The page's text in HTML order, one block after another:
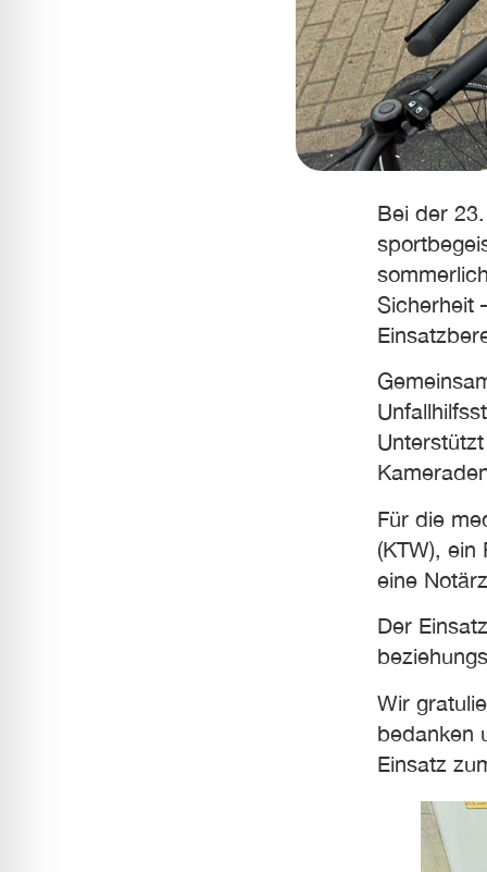
Bei der
Sicherheit
Für die
(KTW),
eine
Der
Wir
bedanken
Einsatz